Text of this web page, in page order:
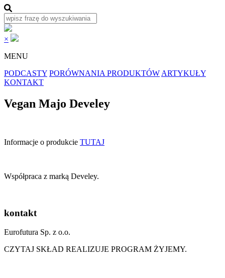
×
MENU
PODCASTY PORÓWNANIA PRODUKTÓW ARTYKUŁY
KONTAKT
Vegan Majo Develey
Informacje o produkcie TUTAJ
Współpraca z marką Develey.
kontakt
Eurofutura Sp. z o.o.
CZYTAJ SKŁAD REALIZUJE PROGRAM ŻYJEMY.